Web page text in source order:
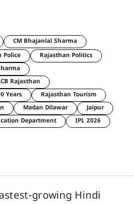
CM Bhajanlal Sharma
Police
Rajasthan Politics
Rajasthan
Years
Rajasthan Tourism
Madan Dilawar
Jaipur
Department IPL 2026
growing Hindi